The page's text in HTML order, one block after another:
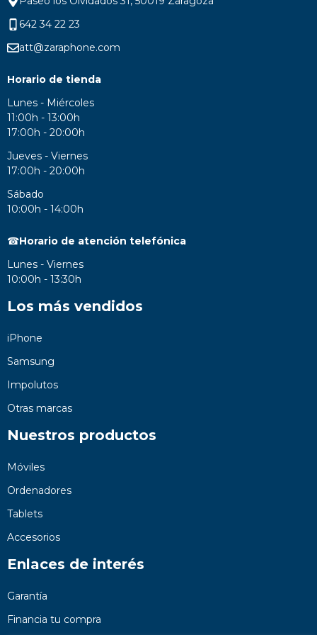
642 34 22 23
att@zaraphone.com
Horario de tienda
Lunes - Miércoles
11:00h - 13:00h
17:00h - 20:00h
Jueves - Viernes
17:00h - 20:00h
Sábado
10:00h - 14:00h
☎Horario de atención telefónica
Lunes - Viernes
10:00h - 13:30h
Los más vendidos
iPhone
Samsung
Impolutos
Otras marcas
Nuestros productos
Móviles
Ordenadores
Tablets
Accesorios
Enlaces de interés
Garantía
Financia tu compra